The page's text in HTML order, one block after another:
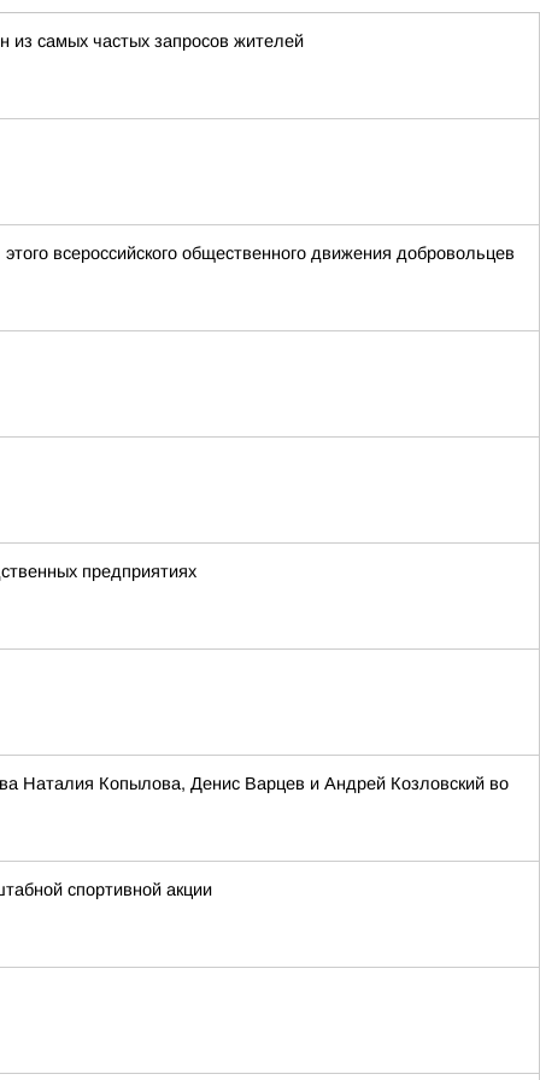
самых частых запросов жителей
всероссийского общественного движения добровольцев
предприятиях
Наталия Копылова, Денис Варцев и Андрей Козловский во
спортивной акции